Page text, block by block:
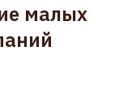
малых